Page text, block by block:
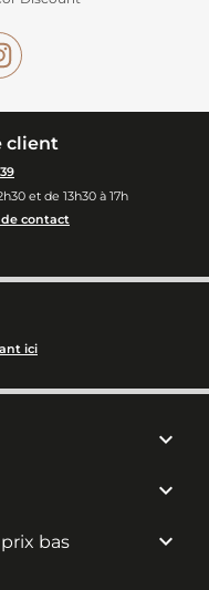
client
et de 13h30 à 17h
contact
ici


bas 